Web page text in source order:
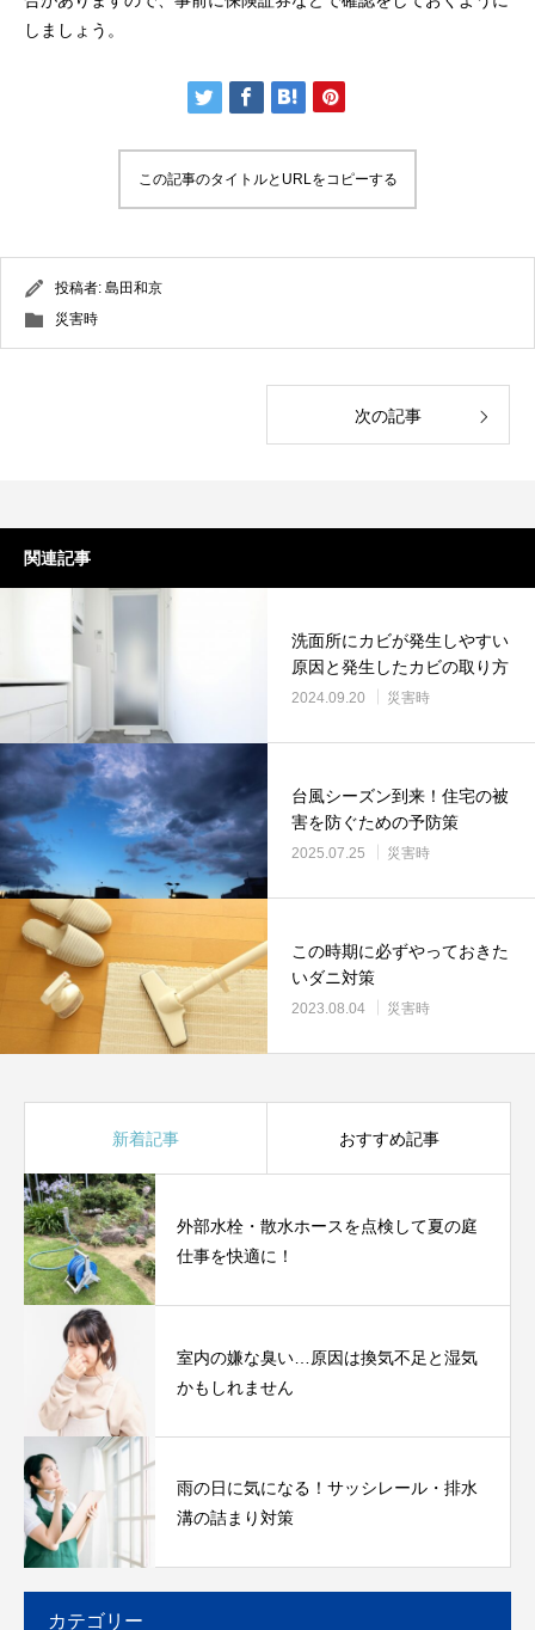
しましょう。
この記事のタイトルとURLをコピーする
投稿者: 島田和京
災害時
次の記事
関連記事
洗面所にカビが発生しやすい
原因と発生したカビの取り方
2024.09.20 災害時
台風シーズン到来！住宅の被
害を防ぐための予防策
2025.07.25 災害時
この時期に必ずやっておきた
いダニ対策
2023.08.04 災害時
新着記事 おすすめ記事
外部水栓・散水ホースを点検して夏の庭
仕事を快適に！
室内の嫌な臭い…原因は換気不足と湿気
かもしれません
雨の日に気になる！サッシレール・排水
溝の詰まり対策
カテゴリー